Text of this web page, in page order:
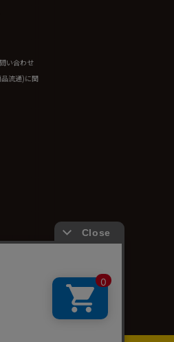
い合わせ
流通)に関